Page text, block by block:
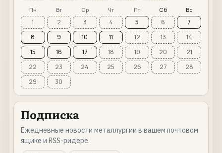
Пн Вт Ср Чт Пт Сб Вс
1 2 3 4 5 6
7
8
9 10 11 12 13
14
15
16 17 18 19 20
21
22
23 24 25 26 27
28
29
30
Подписка
Ежедневные новости металлургии в вашем почтовом
ящике и RSS-ридере.